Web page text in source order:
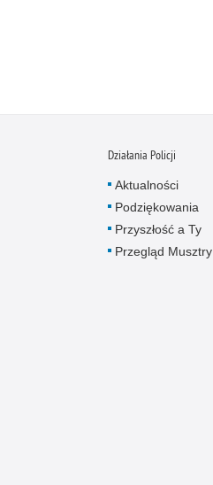
Działania Policji
Aktualności
Podziękowania
Przyszłość a Ty
Przegląd Musztry